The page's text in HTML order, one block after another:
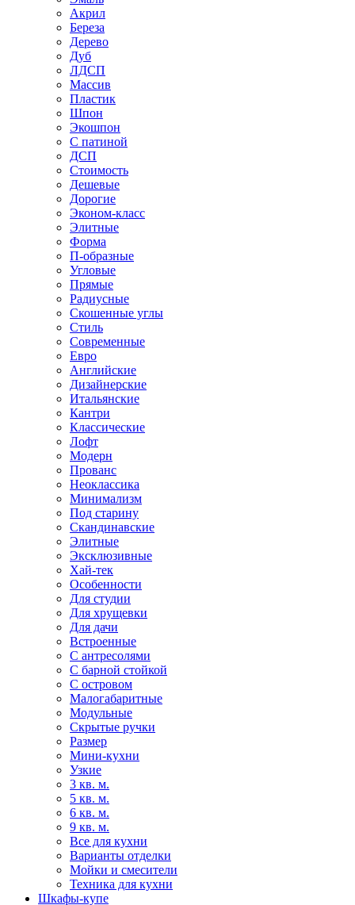
Акрил
Береза
Дерево
Дуб
ЛДСП
Массив
Пластик
Шпон
Экошпон
С патиной
ДСП
Стоимость
Дешевые
Дорогие
Эконом-класс
Элитные
Форма
П-образные
Угловые
Прямые
Радиусные
Скошенные углы
Стиль
Современные
Евро
Английские
Дизайнерские
Итальянские
Кантри
Классические
Лофт
Модерн
Прованс
Неоклассика
Минимализм
Под старину
Скандинавские
Элитные
Эксклюзивные
Хай-тек
Особенности
Для студии
Для хрущевки
Для дачи
Встроенные
С антресолями
С барной стойкой
С островом
Малогабаритные
Модульные
Скрытые ручки
Размер
Мини-кухни
Узкие
3 кв. м.
5 кв. м.
6 кв. м.
9 кв. м.
Все для кухни
Варианты отделки
Мойки и смесители
Техника для кухни
Шкафы-купе